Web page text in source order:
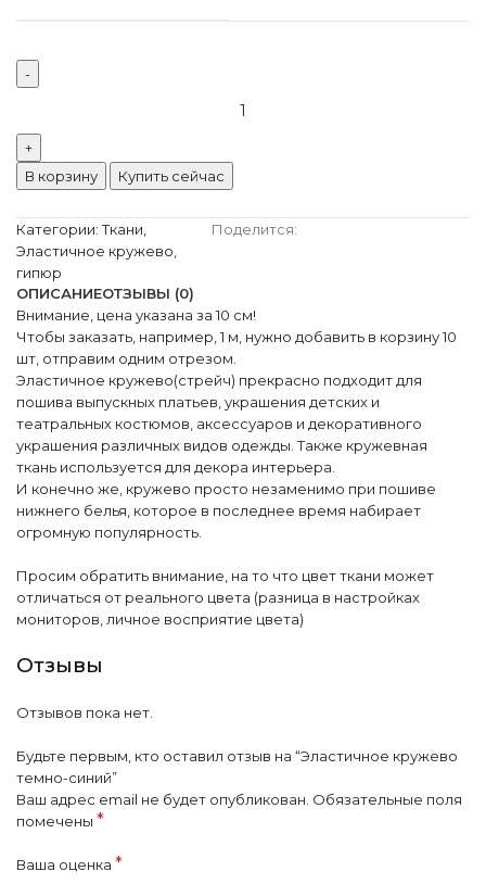
В корзину Купить сейчас
Категории: Ткани
Эластичное кружево,
гипюр
Поделится:
ОПИСАНИЕОТЗЫВЫ (0)
Внимание, цена указана за 10 см!
Чтобы заказать, например, 1 м, нужно добавить в корзину 10
шт, отправим одним отрезом.
Эластичное кружево(стрейч) прекрасно подходит для
пошива выпускных платьев, украшения детских и
театральных костюмов, аксессуаров и декоративного
украшения различных видов одежды. Также кружевная
ткань используется для декора интерьера.
И конечно же, кружево просто незаменимо при пошиве
нижнего белья, которое в последнее время набирает
огромную популярность.
Просим обратить внимание, на то что цвет ткани может
отличаться от реального цвета (разница в настройках
мониторов, личное восприятие цвета)
Отзывы
Отзывов пока нет.
Будьте первым, кто оставил отзыв на “Эластичное кружево
темно-синий”
Ваш адрес email не будет опубликован. Обязательные поля
помечены *
Ваша оценка *